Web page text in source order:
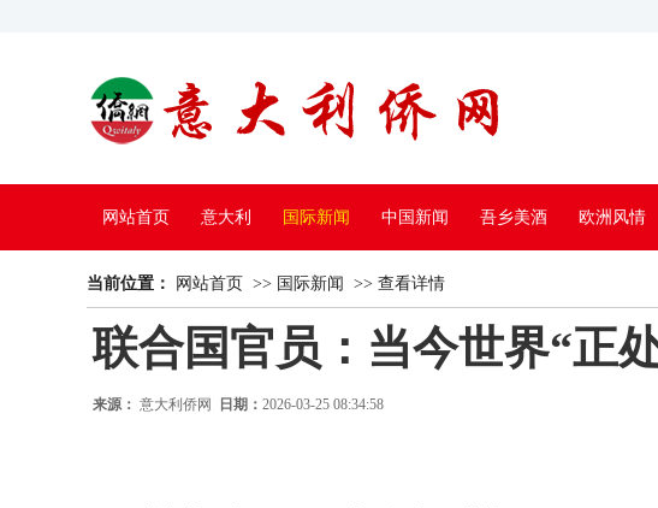
网站首页 意大利 国际新闻 中国新闻 吾乡美酒 欧洲风情
中国电视
当前位置： 网站首页 >> 国际新闻 >> 查看详情
联合国官员：当今世界“正
来源： 意大利侨网 日期： 2026-03-25 08:34:58